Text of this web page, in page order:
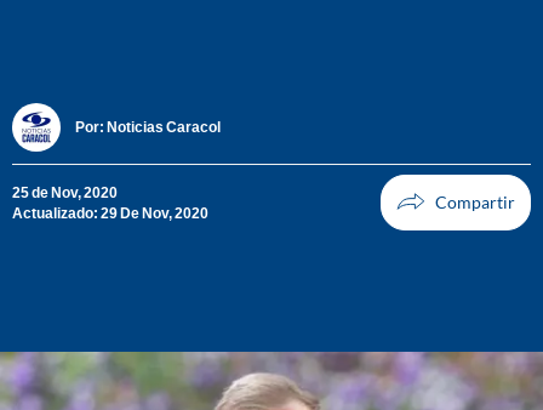
Por: Noticias Caracol
25 de Nov, 2020
Actualizado: 29 De Nov, 2020